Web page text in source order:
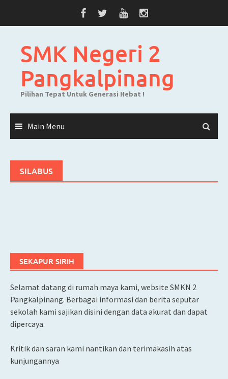
SMK Negeri 2
Pangkalpinang
Pilihan Tepat Untuk Generasi Hebat !
Main Menu
SILABUS
SEKAPUR SIRIH
Selamat datang di rumah maya kami, website SMKN 2
Pangkalpinang. Berbagai informasi dan berita seputar
sekolah kami sajikan disini dengan data akurat dan dapat
dipercaya.
Kritik dan saran kami nantikan dan terimakasih atas
kunjungannya